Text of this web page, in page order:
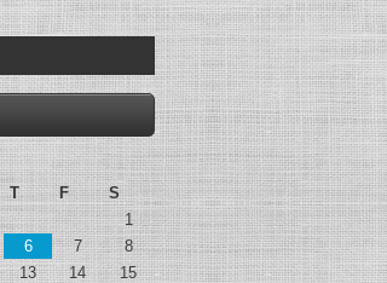
T F
S
1
6 7
8
13 14
15